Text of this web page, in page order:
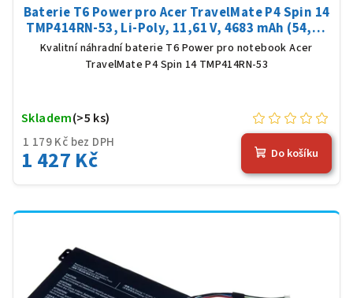
Baterie T6 Power pro Acer TravelMate P4 Spin 14
TMP414RN-53, Li-Poly, 11,61 V, 4683 mAh (54,36
Wh), černá
Kvalitní náhradní baterie T6 Power pro notebook Acer
TravelMate P4 Spin 14 TMP414RN-53
1 179 Kč bez DPH
1 427 Kč
Skladem(>5 ks)
Do košíku